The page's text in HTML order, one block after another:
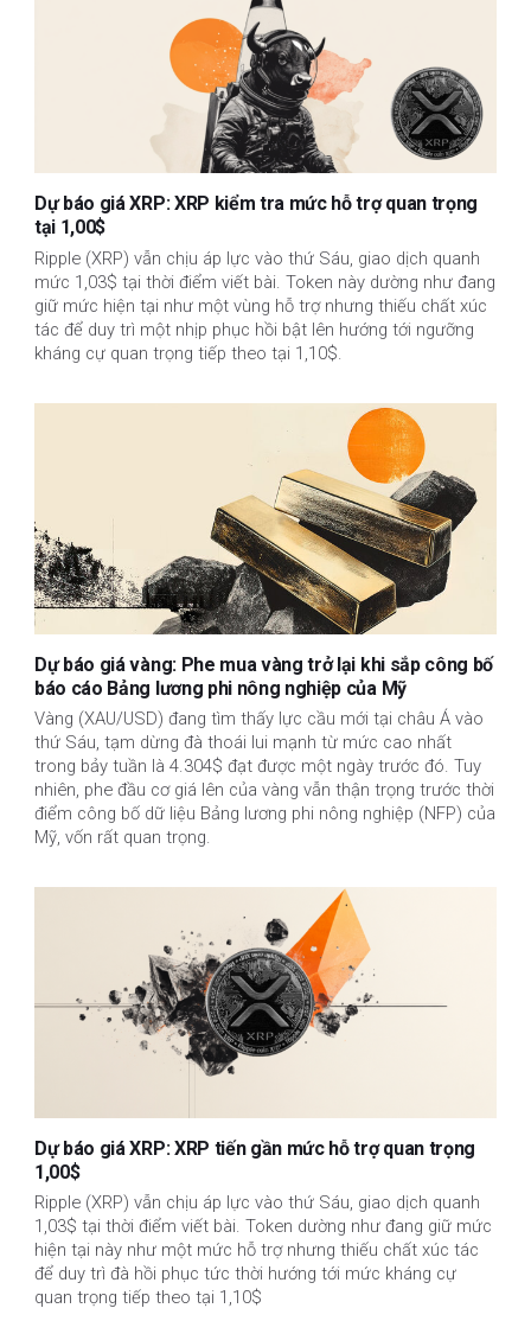
Dự báo giá XRP: XRP kiểm tra mức hỗ trợ quan trọng
tại 1,00$
Ripple (XRP) vẫn chịu áp lực vào thứ Sáu, giao dịch quanh
mức 1,03$ tại thời điểm viết bài. Token này dường như đang
giữ mức hiện tại như một vùng hỗ trợ nhưng thiếu chất xúc
tác để duy trì một nhịp phục hồi bật lên hướng tới ngưỡng
kháng cự quan trọng tiếp theo tại 1,10$.
Dự báo giá vàng: Phe mua vàng trở lại khi sắp công bố
báo cáo Bảng lương phi nông nghiệp của Mỹ
Vàng (XAU/USD) đang tìm thấy lực cầu mới tại châu Á vào
thứ Sáu, tạm dừng đà thoái lui mạnh từ mức cao nhất
trong bảy tuần là 4.304$ đạt được một ngày trước đó. Tuy
nhiên, phe đầu cơ giá lên của vàng vẫn thận trọng trước thời
điểm công bố dữ liệu Bảng lương phi nông nghiệp (NFP) của
Mỹ, vốn rất quan trọng.
Dự báo giá XRP: XRP tiến gần mức hỗ trợ quan trọng
1,00$
Ripple (XRP) vẫn chịu áp lực vào thứ Sáu, giao dịch quanh
1,03$ tại thời điểm viết bài. Token dường như đang giữ mức
hiện tại này như một mức hỗ trợ nhưng thiếu chất xúc tác
để duy trì đà hồi phục tức thời hướng tới mức kháng cự
quan trọng tiếp theo tại 1,10$